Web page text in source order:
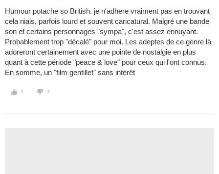
Humour potache so British. je n'adhere vraiment pas en trouvant
cela niais, parfois lourd et souvent caricatural. Malgré une bande
son et certains personnages "sympa", c'est assez ennuyant.
Probablement trop "décalé" pour moi. Les adeptes de ce genre là
adoreront certainement avec une pointe de nostalgie en plus
quant à cette période "peace & love" pour ceux qui l'ont connus.
En somme, un "film gentillet" sans intérêt
1 1